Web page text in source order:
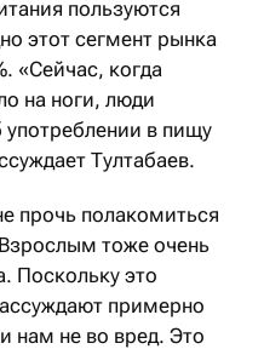
пользуются
этот сегмент рынка
«Сейчас, когда
на ноги, люди
в пищу
Тултабаев.
прочь полакомиться
тоже очень
Поскольку это
примерно
нам не во вред. Это